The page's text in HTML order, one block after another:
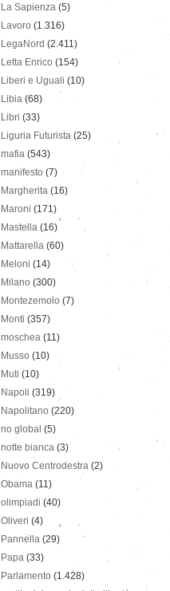
La Sapienza (5)
Lavoro (1.316)
LegaNord (2.411)
Letta Enrico (154)
Liberi e Uguali (10)
Libia (68)
Libri (33)
Liguria Futurista (25)
mafia (543)
manifesto (7)
Margherita (16)
Maroni (171)
Mastella (16)
Mattarella (60)
Meloni (14)
Milano (300)
Montezemolo (7)
Monti (357)
moschea (11)
Musso (10)
Muti (10)
Napoli (319)
Napolitano (220)
no global (5)
notte bianca (3)
Nuovo Centrodestra (2)
Obama (11)
olimpiadi (40)
Oliveri (4)
Pannella (29)
Papa (33)
Parlamento (1.428)